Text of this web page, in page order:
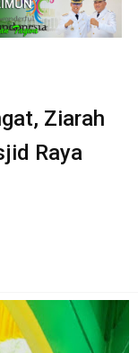
Ziarah
Raya